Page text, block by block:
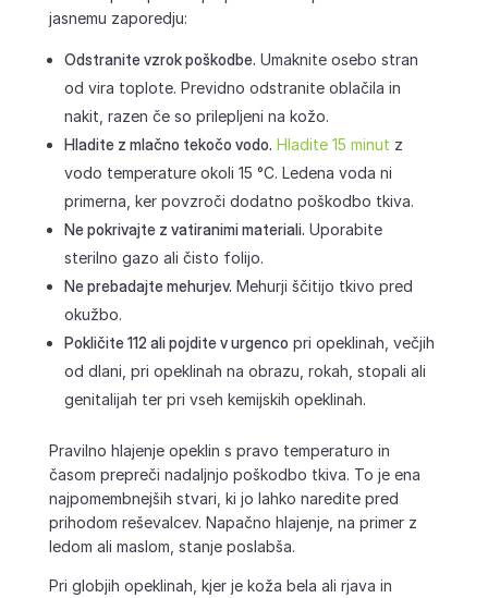
jasnemu zaporedju:
Odstranite vzrok poškodbe. Umaknite osebo stran
od vira toplote. Previdno odstranite oblačila in
nakit, razen če so prilepljeni na kožo.
Hladite z mlačno tekočo vodo. Hladite 15 minut z
vodo temperature okoli 15 °C. Ledena voda ni
primerna, ker povzroči dodatno poškodbo tkiva.
Ne pokrivajte z vatiranimi materiali. Uporabite
sterilno gazo ali čisto folijo.
Ne prebadajte mehurjev. Mehurji ščitijo tkivo pred
okužbo.
Pokličite 112 ali pojdite v urgenco pri opeklinah, večjih
od dlani, pri opeklinah na obrazu, rokah, stopali ali
genitalijah ter pri vseh kemijskih opeklinah.
Pravilno hlajenje opeklin s pravo temperaturo in
časom prepreči nadaljnjo poškodbo tkiva. To je ena
najpomembnejših stvari, ki jo lahko naredite pred
prihodom reševalcev. Napačno hlajenje, na primer z
ledom ali maslom, stanje poslabša.
Pri globjih opeklinah, kjer je koža bela ali rjava in